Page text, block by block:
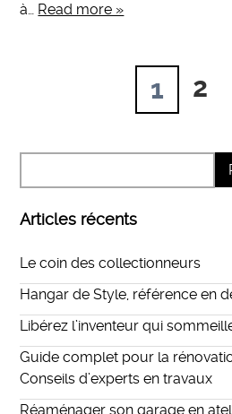
à… Read more »
1 2
Articles récents
Le coin des collectionneurs
Hangar de Style, référence en
Libérez l’inventeur qui
Guide complet pour la
Conseils d’experts en travaux
Réaménager son garage en